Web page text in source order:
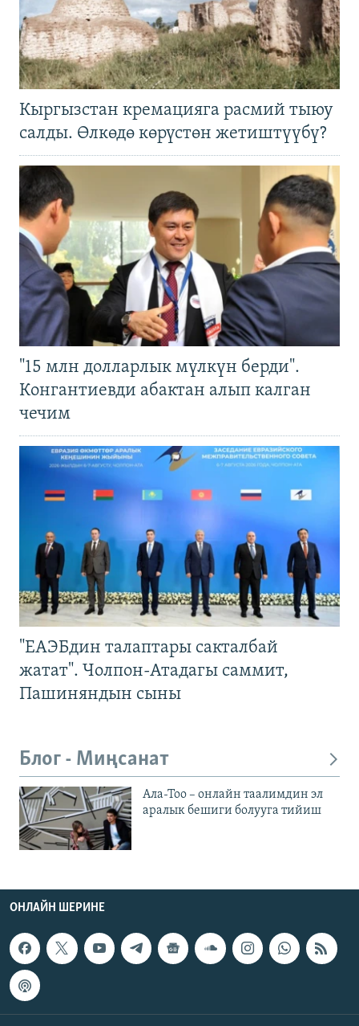
Кыргызстан кремацияга расмий тыюу
салды. Өлкөдө көрүстөн жетиштүүбү?
"15 млн долларлык мүлкүн берди".
Конгантиевди абактан алып калган
чечим
"ЕАЭБдин талаптары сакталбай
жатат". Чолпон-Атадагы саммит,
Пашиняндын сыны
Блог - Миңсанат
Ала-Тоо – онлайн таалимдин эл
аралык бешиги болууга тийиш
ОНЛАЙН ШЕРИНЕ